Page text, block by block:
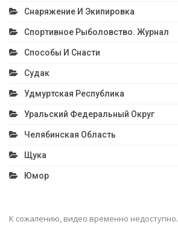
Снаряжение И Экипировка
Спортивное Рыболовство. Журнал
Способы И Снасти
Судак
Удмуртская Республика
Уральский Федеральный Округ
Челябинская Область
Щука
Юмор
К сожалению, видео временно недоступно.